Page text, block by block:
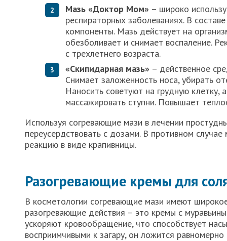
Мазь «Доктор Мом» – широко
респираторных заболеваниях. В
компоненты. Мазь действует на
обезболивает и снимает воспаление.
с трехлетнего возраста.
«Скипидарная мазь» – действенное
Снимает заложенность носа, убирать
Наносить советуют на грудную
массажировать ступни. Повышает
Используя согревающие мази в лечении
переусердствовать с дозами. В противном
реакцию в виде крапивницы.
Разогревающие кремы для
В косметологии согревающие мази имеют
разогревающие действия – это кремы с
ускоряют кровообращение, что способствует
восприимчивыми к загару, он ложится равномерно